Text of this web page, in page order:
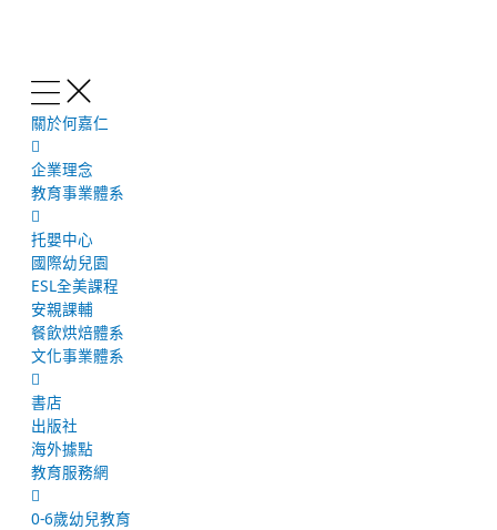
關於何嘉仁
企業理念
教育事業體系
托嬰中心
國際幼兒園
ESL全美課程
安親課輔
餐飲烘焙體系
文化事業體系
書店
出版社
海外據點
教育服務網
0-6歲幼兒教育